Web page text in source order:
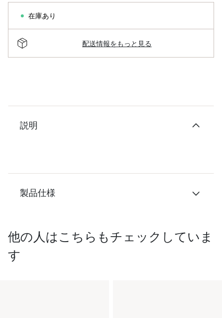
在庫あり
配送情報をもっと見る
説明
製品仕様
他の人はこちらもチェックしていま
す